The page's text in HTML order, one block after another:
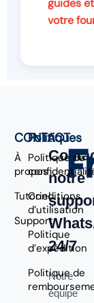
guides
votre
CONTACT
À
propos
Tutoriel
Support
Politiques
Politique de
Conditions
d’utilisation
Politique
d’expédition
Politique de
notre
24/7
Notre
équipe